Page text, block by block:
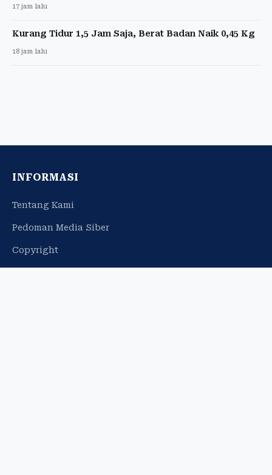
17 jam lalu
Kurang Tidur 1,5 Jam Saja, Berat Badan Naik 0,45 Kg
18 jam lalu
INFORMASI
Tentang Kami
Pedoman Media Siber
Copyright